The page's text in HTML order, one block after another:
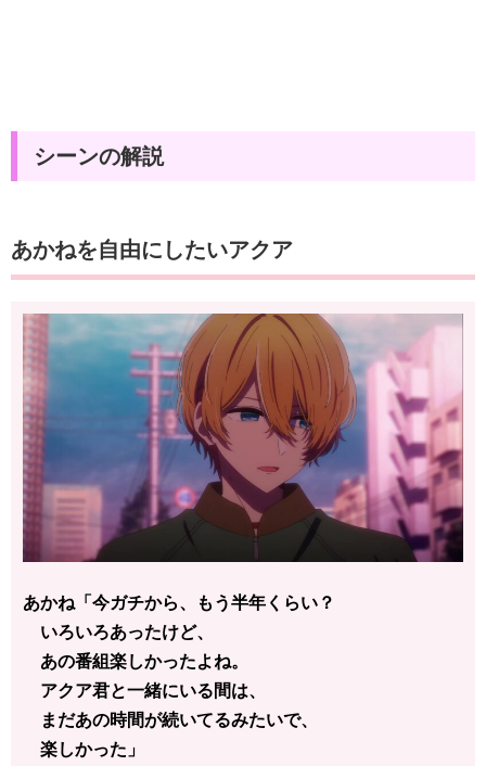
シーンの解説
あかねを自由にしたいアクア
あかね「今ガチから、もう半年くらい？
いろいろあったけど、
あの番組楽しかったよね。
アクア君と一緒にいる間は、
まだあの時間が続いてるみたいで、
楽しかった」